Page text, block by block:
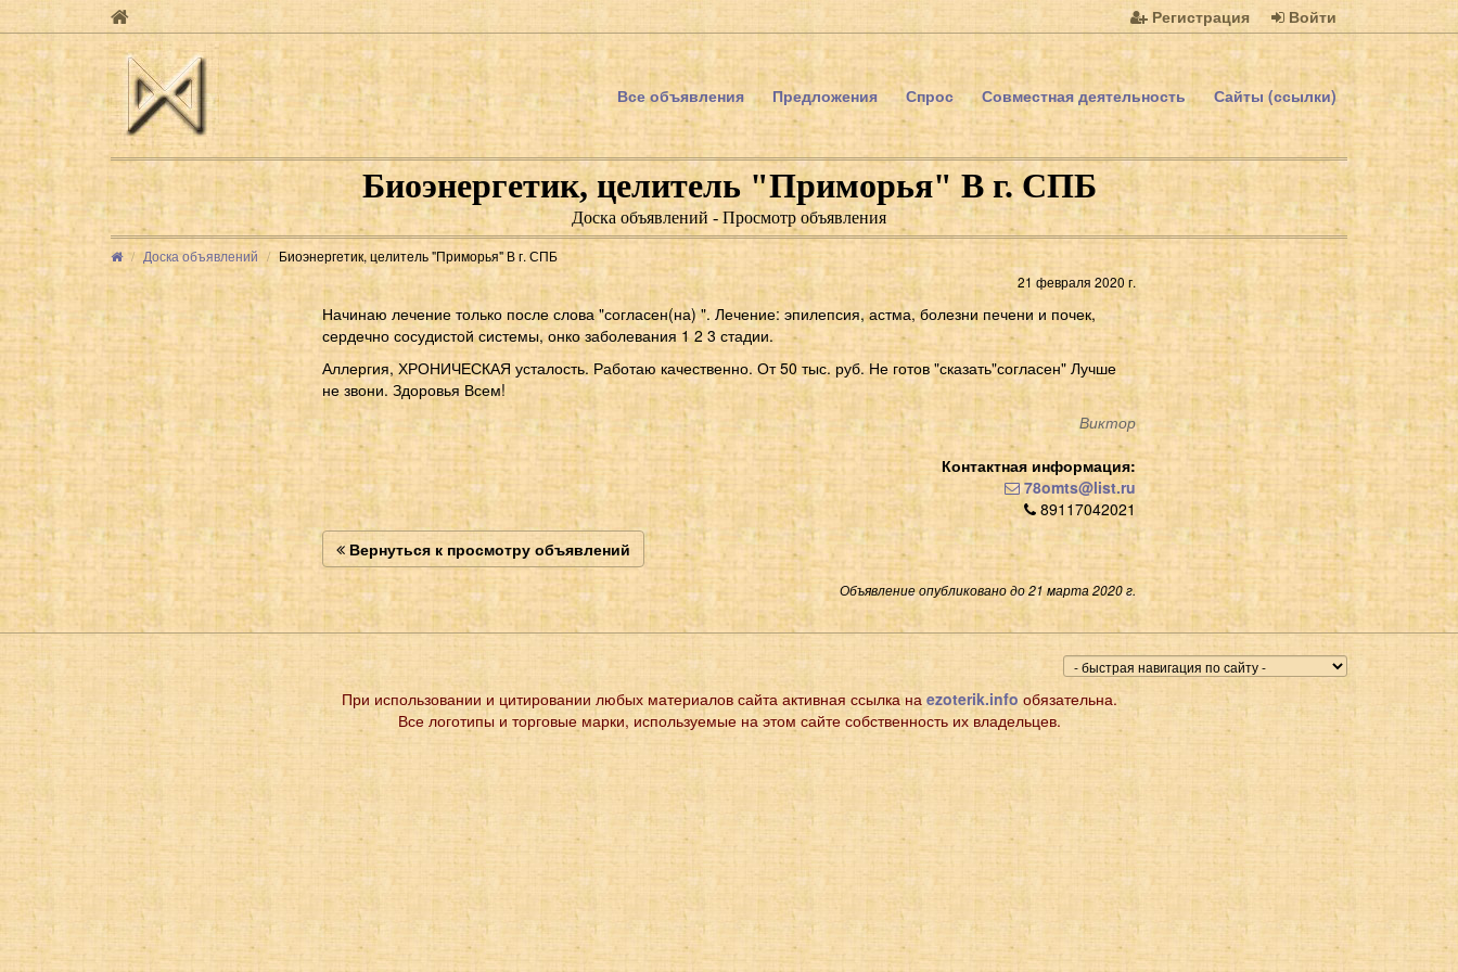
Регистрация Войти
Все объявления Предложения Спрос Совместная деятельность Сайты (ссылки)
Биоэнергетик, целитель "Приморья" В г. СПБ
Доска объявлений - Просмотр объявления
Доска объявлений
Биоэнергетик, целитель "Приморья" В г. СПБ
21 февраля 2020 г.
Начинаю лечение только после слова "согласен(на) ". Лечение: эпилепсия, астма, болезни печени и почек,
сердечно сосудистой системы, онко заболевания 1 2 3 стадии.
Аллергия, ХРОНИЧЕСКАЯ усталость. Работаю качественно. От 50 тыс. руб. Не готов "сказать"согласен" Лучше
не звони. Здоровья Всем!
Виктор
Контактная информация:
78omts@list.ru
89117042021
Вернуться к просмотру объявлений
Объявление опубликовано до 21 марта 2020 г.
При использовании и цитировании любых материалов сайта активная ссылка на ezoterik.info обязательна.
Все логотипы и торговые марки, используемые на этом сайте собственность их владельцев.